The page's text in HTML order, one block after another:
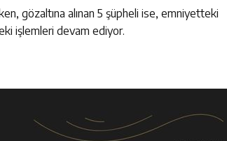
gözaltına alınan 5 şüpheli ise, emniyetteki
işlemleri devam ediyor.